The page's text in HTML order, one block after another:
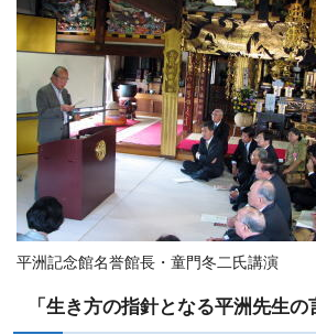
平洲記念館名誉館長・童門冬二氏講演
「生き方の指針となる平洲先生の